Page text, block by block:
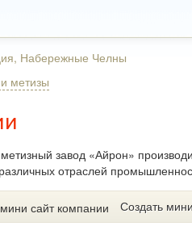
Набережные Челны
метизы
завод «Айрон»
отраслей
Создать